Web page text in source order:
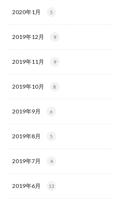
2020年1月 5
2019年12月 9
2019年11月 9
2019年10月 8
2019年9月 6
2019年8月 5
2019年7月 4
2019年6月 13